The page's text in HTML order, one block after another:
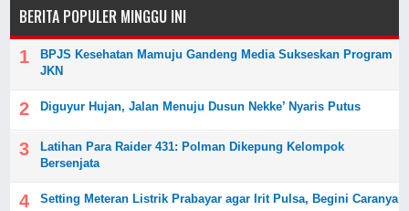
BERITA POPULER MINGGU INI
BPJS Kesehatan Mamuju Gandeng Media Sukseskan Program
JKN
Diguyur Hujan, Jalan Menuju Dusun Nekke’ Nyaris Putus
Latihan Para Raider 431: Polman Dikepung Kelompok
Bersenjata
Setting Meteran Listrik Prabayar agar Irit Pulsa, Begini Caranya